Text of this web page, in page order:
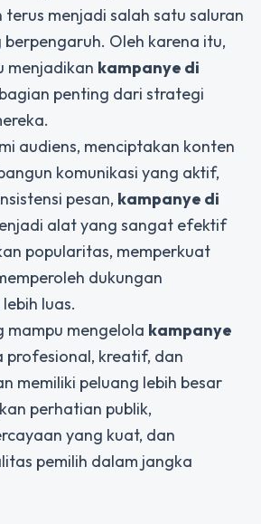
terus menjadi salah satu saluran
berpengaruh. Oleh karena itu,
menjadikan kampanye di
penting dari strategi
audiens, menciptakan konten
komunikasi yang aktif,
pesan, kampanye di
alat yang sangat efektif
popularitas, memperkuat
dukungan
luas.
mampu mengelola kampanye
profesional, kreatif, dan
memiliki peluang lebih besar
perhatian publik,
yang kuat, dan
pemilih dalam jangka